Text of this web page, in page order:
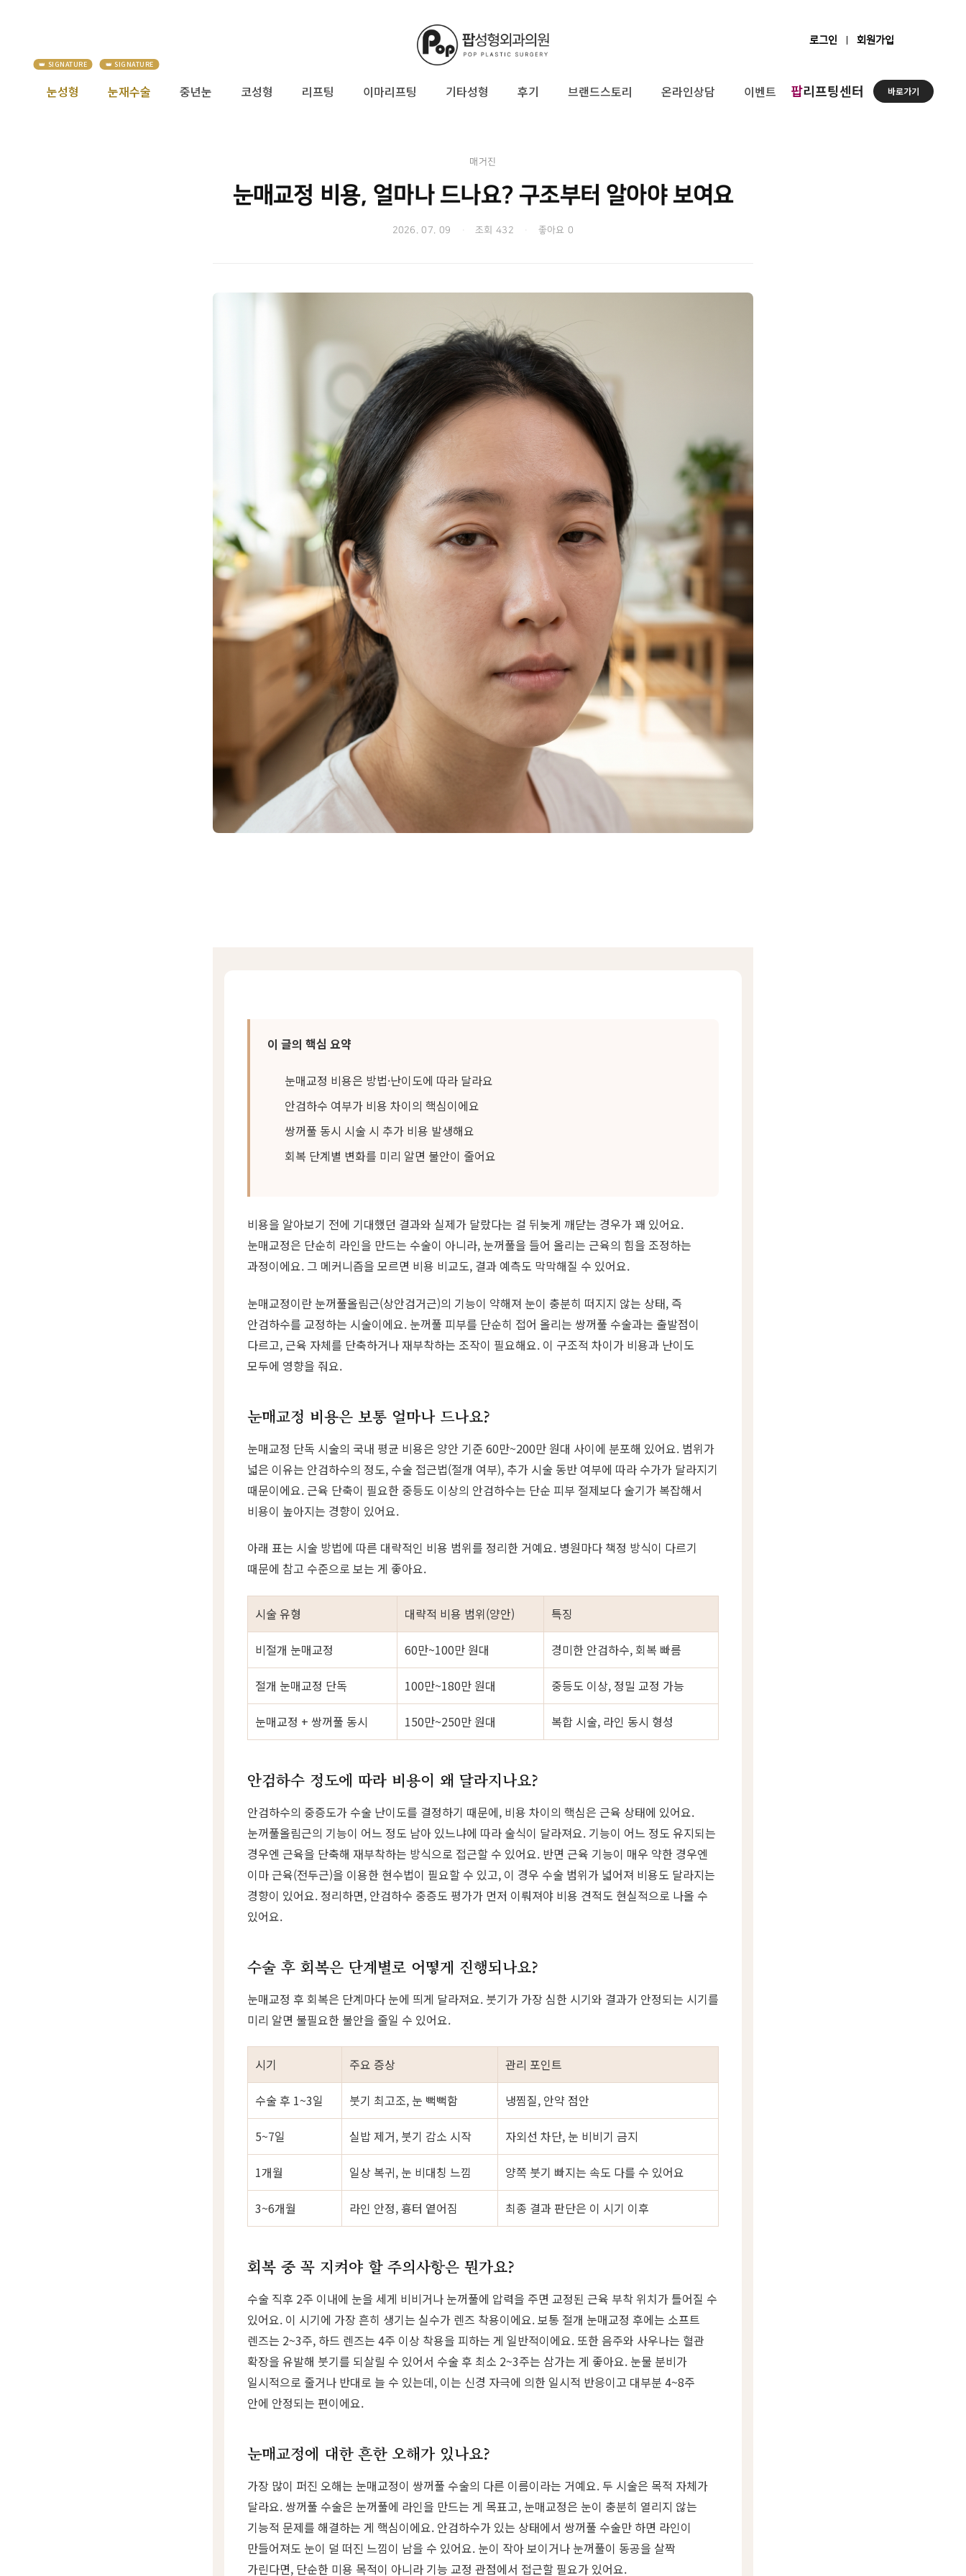
로그인 회원가입
눈성형 눈재수술 중년눈 코성형 리프팅 이마리프팅 기타성형 후기 브랜드스토리 온라인상담 이벤트 팝리프팅센터 바로가기
매거진
눈매교정 비용, 얼마나 드나요? 구조부터 알아야 보여요
2026. 07. 09 조회 432 좋아요 0
이 글의 핵심 요약
눈매교정 비용은 방법·난이도에 따라 달라요
안검하수 여부가 비용 차이의 핵심이에요
쌍꺼풀 동시 시술 시 추가 비용 발생해요
회복 단계별 변화를 미리 알면 불안이 줄어요
비용을 알아보기 전에 기대했던 결과와 실제가 달랐다는 걸 뒤늦게 깨닫는 경우가 꽤 있어요.
눈매교정은 단순히 라인을 만드는 수술이 아니라, 눈꺼풀을 들어 올리는 근육의 힘을 조정하는
과정이에요. 그 메커니즘을 모르면 비용 비교도, 결과 예측도 막막해질 수 있어요.
눈매교정이란 눈꺼풀올림근(상안검거근)의 기능이 약해져 눈이 충분히 떠지지 않는 상태, 즉
안검하수를 교정하는 시술이에요. 눈꺼풀 피부를 단순히 접어 올리는 쌍꺼풀 수술과는 출발점이
다르고, 근육 자체를 단축하거나 재부착하는 조작이 필요해요. 이 구조적 차이가 비용과 난이도
모두에 영향을 줘요.
눈매교정 비용은 보통 얼마나 드나요?
눈매교정 단독 시술의 국내 평균 비용은 양안 기준 60만~200만 원대 사이에 분포해 있어요. 범위가
넓은 이유는 안검하수의 정도, 수술 접근법(절개 여부), 추가 시술 동반 여부에 따라 수가가 달라지기
때문이에요. 근육 단축이 필요한 중등도 이상의 안검하수는 단순 피부 절제보다 술기가 복잡해서
비용이 높아지는 경향이 있어요.
아래 표는 시술 방법에 따른 대략적인 비용 범위를 정리한 거예요. 병원마다 책정 방식이 다르기
때문에 참고 수준으로 보는 게 좋아요.
시술 유형 대략적 비용 범위(양안) 특징
비절개 눈매교정 60만~100만 원대 경미한 안검하수, 회복 빠름
절개 눈매교정 단독 100만~180만 원대 중등도 이상, 정밀 교정 가능
눈매교정 + 쌍꺼풀 동시 150만~250만 원대 복합 시술, 라인 동시 형성
안검하수 정도에 따라 비용이 왜 달라지나요?
안검하수의 중증도가 수술 난이도를 결정하기 때문에, 비용 차이의 핵심은 근육 상태에 있어요.
눈꺼풀올림근의 기능이 어느 정도 남아 있느냐에 따라 술식이 달라져요. 기능이 어느 정도 유지되는
경우엔 근육을 단축해 재부착하는 방식으로 접근할 수 있어요. 반면 근육 기능이 매우 약한 경우엔
이마 근육(전두근)을 이용한 현수법이 필요할 수 있고, 이 경우 수술 범위가 넓어져 비용도 달라지는
경향이 있어요. 정리하면, 안검하수 중증도 평가가 먼저 이뤄져야 비용 견적도 현실적으로 나올 수
있어요.
수술 후 회복은 단계별로 어떻게 진행되나요?
눈매교정 후 회복은 단계마다 눈에 띄게 달라져요. 붓기가 가장 심한 시기와 결과가 안정되는 시기를
미리 알면 불필요한 불안을 줄일 수 있어요.
시기 주요 증상 관리 포인트
수술 후 1~3일 붓기 최고조, 눈 뻑뻑함 냉찜질, 안약 점안
5~7일 실밥 제거, 붓기 감소 시작 자외선 차단, 눈 비비기 금지
1개월 일상 복귀, 눈 비대칭 느낌 양쪽 붓기 빠지는 속도 다를 수 있어요
3~6개월 라인 안정, 흉터 옅어짐 최종 결과 판단은 이 시기 이후
회복 중 꼭 지켜야 할 주의사항은 뭔가요?
수술 직후 2주 이내에 눈을 세게 비비거나 눈꺼풀에 압력을 주면 교정된 근육 부착 위치가 틀어질 수
있어요. 이 시기에 가장 흔히 생기는 실수가 렌즈 착용이에요. 보통 절개 눈매교정 후에는 소프트
렌즈는 2~3주, 하드 렌즈는 4주 이상 착용을 피하는 게 일반적이에요. 또한 음주와 사우나는 혈관
확장을 유발해 붓기를 되살릴 수 있어서 수술 후 최소 2~3주는 삼가는 게 좋아요. 눈물 분비가
일시적으로 줄거나 반대로 늘 수 있는데, 이는 신경 자극에 의한 일시적 반응이고 대부분 4~8주
안에 안정되는 편이에요.
눈매교정에 대한 흔한 오해가 있나요?
가장 많이 퍼진 오해는 눈매교정이 쌍꺼풀 수술의 다른 이름이라는 거예요. 두 시술은 목적 자체가
달라요. 쌍꺼풀 수술은 눈꺼풀에 라인을 만드는 게 목표고, 눈매교정은 눈이 충분히 열리지 않는
기능적 문제를 해결하는 게 핵심이에요. 안검하수가 있는 상태에서 쌍꺼풀 수술만 하면 라인이
만들어져도 눈이 덜 떠진 느낌이 남을 수 있어요. 눈이 작아 보이거나 눈꺼풀이 동공을 살짝
가린다면, 단순한 미용 목적이 아니라 기능 교정 관점에서 접근할 필요가 있어요.